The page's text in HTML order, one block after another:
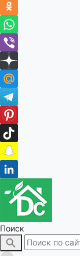
Поиск